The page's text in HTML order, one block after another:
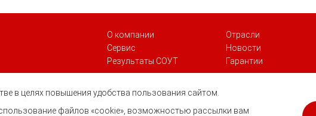
О компании Отрасли
Сервис
Новости
Результаты СОУТ
Гарантии
в целях повышения удобства пользования сайтом.
файлов «cookie», возможностью рассылки вам